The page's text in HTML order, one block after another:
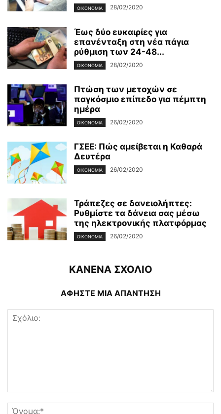
ΟΙΚΟΝΟΜΊΑ 28/02/2020
Έως δύο ευκαιρίες για
επανένταξη στη νέα πάγια
ρύθμιση των 24-48...
ΟΙΚΟΝΟΜΊΑ 28/02/2020
Πτώση των μετοχών σε
παγκόσμιο επίπεδο για πέμπτη
ημέρα
ΟΙΚΟΝΟΜΊΑ 26/02/2020
ΓΣΕΕ: Πώς αμείβεται η Καθαρά
Δευτέρα
ΟΙΚΟΝΟΜΊΑ 26/02/2020
Τράπεζες σε δανειολήπτες:
Ρυθμίστε τα δάνεια σας μέσω
της ηλεκτρονικής πλατφόρμας
ΟΙΚΟΝΟΜΊΑ 26/02/2020
ΚΑΝΕΝΑ ΣΧΟΛΙΟ
ΑΦΗΣΤΕ ΜΙΑ ΑΠΑΝΤΗΣΗ